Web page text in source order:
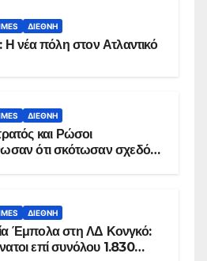
ΔΙΕΘΝΉ
Η νέα πόλη στον Ατλαντικό
ΔΙΕΘΝΉ
και Ρώσοι
ότι σκότωσαν σχεδόν
ΔΙΕΘΝΉ
Έμπολα στη ΛΔ Κονγκό:
επί συνόλου 1.830